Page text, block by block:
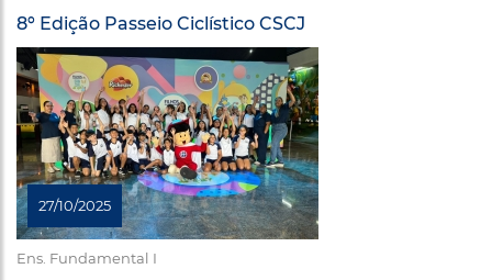
8º Edição Passeio Ciclístico CSCJ
27/10/2025
Ens. Fundamental I